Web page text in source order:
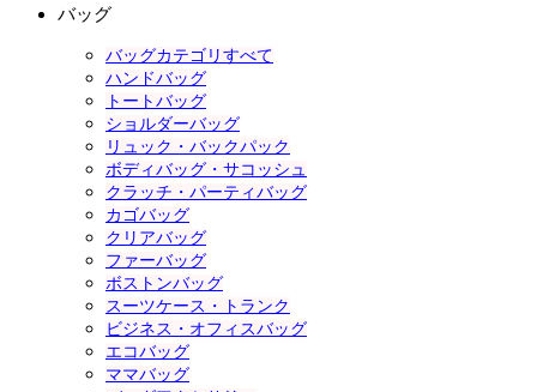
バッグ
バッグカテゴリすべて
ハンドバッグ
トートバッグ
ショルダーバッグ
リュック・バックパック
ボディバッグ・サコッシュ
クラッチ・パーティバッグ
カゴバッグ
クリアバッグ
ファーバッグ
ボストンバッグ
スーツケース・トランク
ビジネス・オフィスバッグ
エコバッグ
ママバッグ